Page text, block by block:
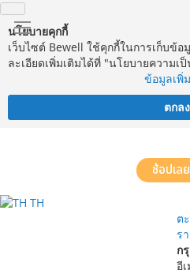
นโยบายคุกกี้
เว็บไซต์ Bewell ใช้คุกกี้ในการเก็บข้
ละเอียดเพิ่มเติมได้ที่ "นโยบายความเ
ข้อมูลเพิ่
ตกลง
ช้อปเลย
TH
ต
ร
ก
อี